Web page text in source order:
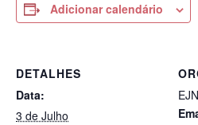
Adicionar calendário
DETALHES
Data:
3 de Julho